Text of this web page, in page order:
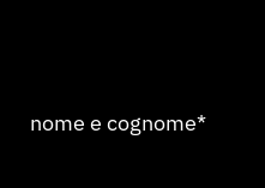
nome e cognome*